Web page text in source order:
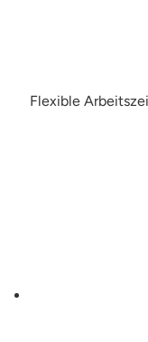
Flexible